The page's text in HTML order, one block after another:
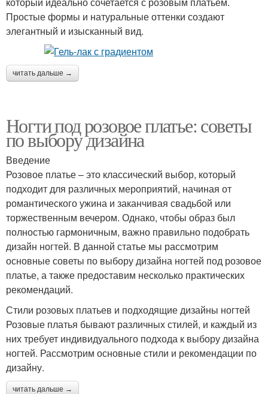
Простые формы и натуральные оттенки создают
элегантный и изысканный вид.
читать дальше →
Ногти под розовое платье: советы
по выбору дизайна
Введение
Розовое платье – это классический выбор, который
подходит для различных мероприятий, начиная от
романтического ужина и заканчивая свадьбой или
торжественным вечером. Однако, чтобы образ был
полностью гармоничным, важно правильно подобрать
дизайн ногтей. В данной статье мы рассмотрим
основные советы по выбору дизайна ногтей под розовое
платье, а также предоставим несколько практических
рекомендаций.
Стили розовых платьев и подходящие дизайны ногтей
Розовые платья бывают различных стилей, и каждый из
них требует индивидуального подхода к выбору дизайна
ногтей. Рассмотрим основные стили и рекомендации по
дизайну.
читать дальше →